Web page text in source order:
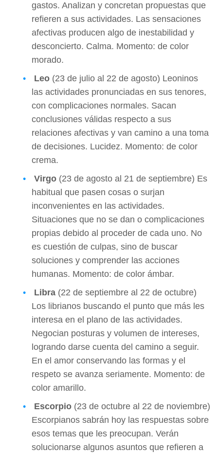
gastos. Analizan y concretan propuestas que
refieren a sus actividades. Las sensaciones
afectivas producen algo de inestabilidad y
desconcierto. Calma. Momento: de color
morado.
Leo (23 de julio al 22 de agosto) Leoninos
las actividades pronunciadas en sus tenores,
con complicaciones normales. Sacan
conclusiones válidas respecto a sus
relaciones afectivas y van camino a una toma
de decisiones. Lucidez. Momento: de color
crema.
Virgo (23 de agosto al 21 de septiembre) Es
habitual que pasen cosas o surjan
inconvenientes en las actividades.
Situaciones que no se dan o complicaciones
propias debido al proceder de cada uno. No
es cuestión de culpas, sino de buscar
soluciones y comprender las acciones
humanas. Momento: de color ámbar.
Libra (22 de septiembre al 22 de octubre)
Los librianos buscando el punto que más les
interesa en el plano de las actividades.
Negocian posturas y volumen de intereses,
logrando darse cuenta del camino a seguir.
En el amor conservando las formas y el
respeto se avanza seriamente. Momento: de
color amarillo.
Escorpio (23 de octubre al 22 de noviembre)
Escorpianos sabrán hoy las respuestas sobre
esos temas que les preocupan. Verán
solucionarse algunos asuntos que refieren a